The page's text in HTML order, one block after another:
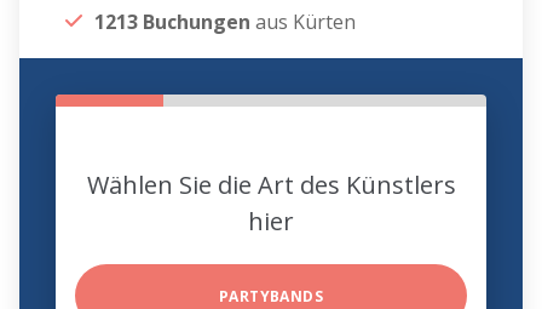
1213 Buchungen aus Kürten
Wählen Sie die Art des Künstlers
hier
PARTYBANDS